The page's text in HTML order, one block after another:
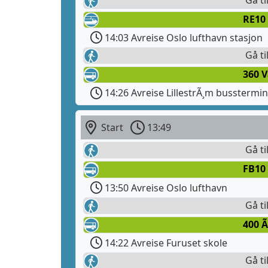
14:03 Avreise Oslo lufthavn stasjon
Gå
360
14:26 Avreise LillestrÃ¸m
Start
13:49
Gå
13:50 Avreise Oslo lufthavn
Gå
400
14:22 Avreise Furuset skole
Gå